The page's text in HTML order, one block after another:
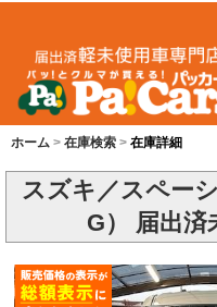
ホーム 在庫検索 在庫詳細
スズキ／スペー
G） 届出